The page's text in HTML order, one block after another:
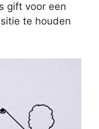
gift voor een
te houden